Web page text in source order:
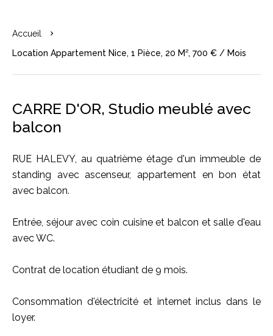
Accueil
Location Appartement Nice, 1 Pièce, 20 M², 700 € / Mois
CARRE D'OR, Studio meublé avec
balcon
RUE HALEVY, au quatrième étage d'un immeuble de
standing avec ascenseur, appartement en bon état
avec balcon.
Entrée, séjour avec coin cuisine et balcon et salle d'eau
avec WC.
Contrat de location étudiant de 9 mois.
Consommation d'électricité et internet inclus dans le
loyer.